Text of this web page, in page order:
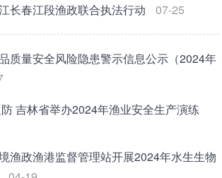
长春江段渔政联合执法行动
07-25
质量安全风险隐患警示信息公示（2024年
吉林省举办2024年渔业安全生产演练
渔政渔港监督管理站开展2024年水生生物